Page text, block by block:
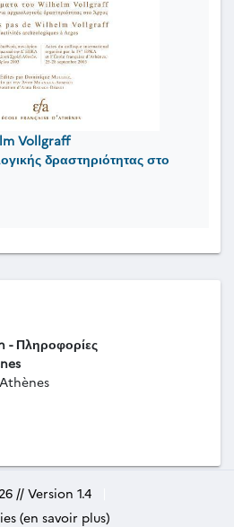
Vollgraff
δραστηριότητας στο
Πληροφορίες
// Version 1.4
(en savoir plus)